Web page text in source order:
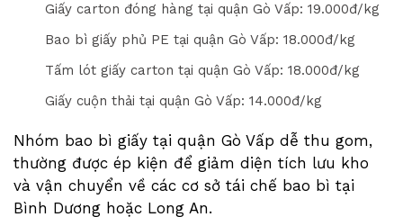
Giấy carton đóng hàng tại quận Gò Vấp: 19.000đ/kg
Bao bì giấy phủ PE tại quận Gò Vấp: 18.000đ/kg
Tấm lót giấy carton tại quận Gò Vấp: 18.000đ/kg
Giấy cuộn thải tại quận Gò Vấp: 14.000đ/kg
Nhóm bao bì giấy tại quận Gò Vấp dễ thu gom,
thường được ép kiện để giảm diện tích lưu kho
và vận chuyển về các cơ sở tái chế bao bì tại
Bình Dương hoặc Long An.